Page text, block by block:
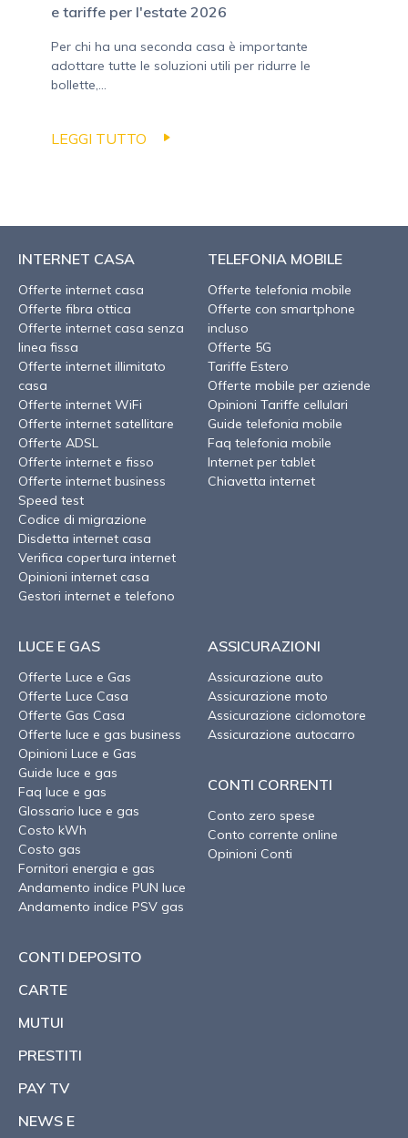
e tariffe per l'estate 2026
Per chi ha una seconda casa è importante
adottare tutte le soluzioni utili per ridurre le
bollette,...
LEGGI TUTTO
INTERNET CASA
Offerte internet casa
Offerte fibra ottica
Offerte internet casa senza
linea fissa
Offerte internet illimitato
casa
Offerte internet WiFi
Offerte internet satellitare
Offerte ADSL
Offerte internet e fisso
Offerte internet business
Speed test
Codice di migrazione
Disdetta internet casa
Verifica copertura internet
Opinioni internet casa
Gestori internet e telefono
TELEFONIA MOBILE
Offerte telefonia mobile
Offerte con smartphone
incluso
Offerte 5G
Tariffe Estero
Offerte mobile per aziende
Opinioni Tariffe cellulari
Guide telefonia mobile
Faq telefonia mobile
Internet per tablet
Chiavetta internet
LUCE E GAS
Offerte Luce e Gas
Offerte Luce Casa
Offerte Gas Casa
Offerte luce e gas business
Opinioni Luce e Gas
Guide luce e gas
Faq luce e gas
Glossario luce e gas
Costo kWh
Costo gas
Fornitori energia e gas
Andamento indice PUN luce
Andamento indice PSV gas
ASSICURAZIONI
Assicurazione auto
Assicurazione moto
Assicurazione ciclomotore
Assicurazione autocarro
CONTI CORRENTI
Conto zero spese
Conto corrente online
Opinioni Conti
CONTI DEPOSITO
CARTE
MUTUI
PRESTITI
PAY TV
NEWS E